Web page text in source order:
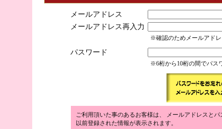
メールアドレス
メールアドレス再入力
※確認のためメールアド
パスワード
※6桁から10桁の間でパス
ご利用頂いた事のあるお客様は、 メールアドレスと
以前登録された情報が表示されます。